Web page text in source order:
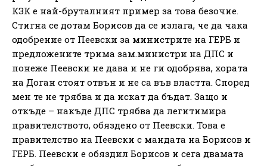
КЗК е най-бруталният пример за това безочие.
Стигна се дотам Борисов да се излага, че да чака
одобрение от Пеевски за министрите на ГЕРБ и
предложените трима зам.министри на ДПС и
понеже Пеевски не дава и не ги одобрява, хората
на Доган стоят отвън и не са във властта. Според
мен те не трябва и да искат да бъдат. Защо и
откъде – накъде ДПС трябва да легитимира
правителството, обяздено от Пеевски. Това е
правителство на Пеевски с мандата на Борисов и
ГЕРБ. Пеевски е обяздил Борисов и сега двамата